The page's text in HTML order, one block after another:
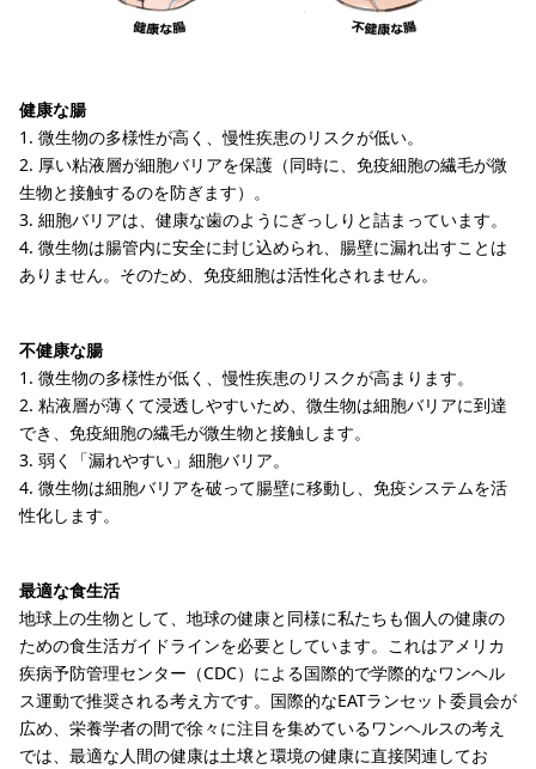
健康な腸
1. 微生物の多様性が高く、慢性疾患のリスクが低い。
2. 厚い粘液層が細胞バリアを保護（同時に、免疫細胞の繊毛が微
生物と接触するのを防ぎます）。
3. 細胞バリアは、健康な歯のようにぎっしりと詰まっています。
4. 微生物は腸管内に安全に封じ込められ、腸壁に漏れ出すことは
ありません。そのため、免疫細胞は活性化されません。
不健康な腸
1. 微生物の多様性が低く、慢性疾患のリスクが高まります。
2. 粘液層が薄くて浸透しやすいため、微生物は細胞バリアに到達
でき、免疫細胞の繊毛が微生物と接触します。
3. 弱く「漏れやすい」細胞バリア。
4. 微生物は細胞バリアを破って腸壁に移動し、免疫システムを活
性化します。
最適な食生活
地球上の生物として、地球の健康と同様に私たちも個人の健康の
ための食生活ガイドラインを必要としています。これはアメリカ
疾病予防管理センター（CDC）による国際的で学際的なワンヘル
ス運動で推奨される考え方です。国際的なEATランセット委員会が
広め、栄養学者の間で徐々に注目を集めているワンヘルスの考え
では、最適な人間の健康は土壌と環境の健康に直接関連してお